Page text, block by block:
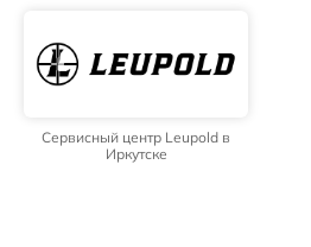
Сервисный центр Leupold в
Иркутске